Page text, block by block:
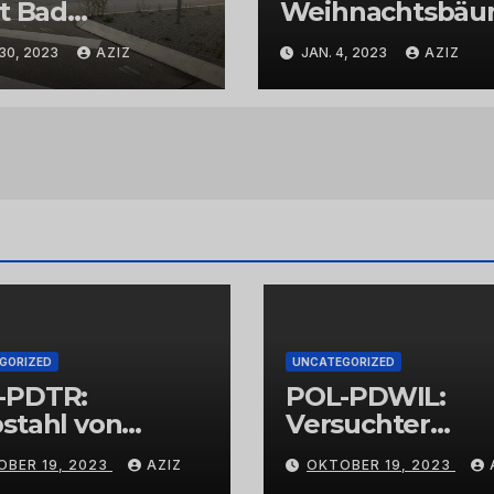
Bad
2023 AZIZ
in der Kernstadt
und in den
Stadtteilen
JAN. 4, 2023 AZIZ
PDTR:
von
19, 2023 AZIZ
UNCATEGORIZED
POL-PDWIL:
Versuchter
Einbruch im
Gewerbegebiet
OKTOBER 19, 2023